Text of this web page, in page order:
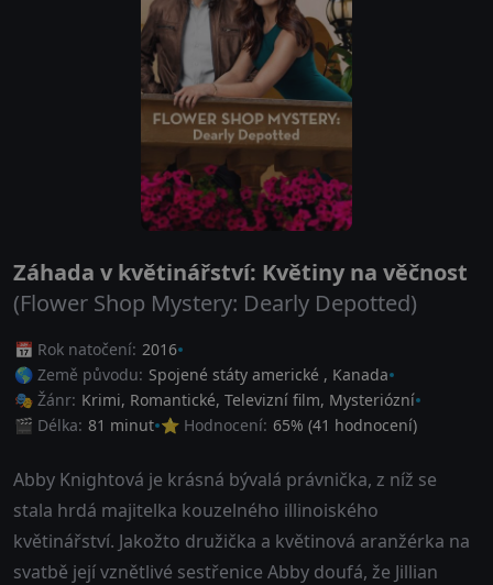
Záhada v květinářství: Květiny na věčnost
(Flower Shop Mystery: Dearly Depotted)
📅 Rok natočení: 2016
🌎 Země původu: Spojené státy americké , Kanada
🎭 Žánr: Krimi, Romantické, Televizní film, Mysteriózní
🎬 Délka: 81 minut ⭐ Hodnocení: 65% (41 hodnocení)
Abby Knightová je krásná bývalá právnička, z níž se
stala hrdá majitelka kouzelného illinoiského
květinářství. Jakožto družička a květinová aranžérka na
svatbě její vznětlivé sestřenice Abby doufá, že Jillian